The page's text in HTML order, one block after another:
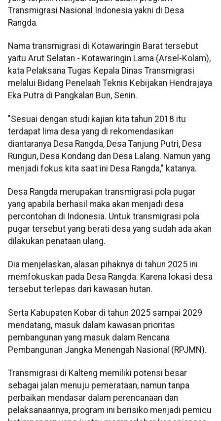
Transmigrasi Nasional Indonesia yakni di Desa
Rangda.
Nama transmigrasi di Kotawaringin Barat tersebut
yaitu Arut Selatan - Kotawaringin Lama (Arsel-Kolam),
kata Pelaksana Tugas Kepala Dinas Transmigrasi
melalui Bidang Penelaah Teknis Kebijakan Hendrajaya
Eka Putra di Pangkalan Bun, Senin.
"Sesuai dengan studi kajian kita tahun 2018 itu
terdapat lima desa yang di rekomendasikan
diantaranya Desa Rangda, Desa Tanjung Putri, Desa
Rungun, Desa Kondang dan Desa Lalang. Namun yang
menjadi fokus kita saat ini Desa Rangda," katanya.
Desa Rangda merupakan transmigrasi pola pugar
yang apabila berhasil maka akan menjadi desa
percontohan di Indonesia. Untuk transmigrasi pola
pugar tersebut yang berati desa yang sudah ada akan
dilakukan penataan ulang.
Dia menjelaskan, alasan pihaknya di tahun 2025 ini
memfokuskan pada Desa Rangda. Karena lokasi desa
tersebut terlepas dari kawasan hutan.
Serta Kabupaten Kobar di tahun 2025 sampai 2029
mendatang, masuk dalam kawasan prioritas
pembangunan yang masuk dalam Rencana
Pembangunan Jangka Menengah Nasional (RPJMN).
Transmigrasi di Kalteng memiliki potensi besar
sebagai jalan menuju pemerataan, namun tanpa
perbaikan mendasar dalam perencanaan dan
pelaksanaannya, program ini berisiko menjadi pemicu